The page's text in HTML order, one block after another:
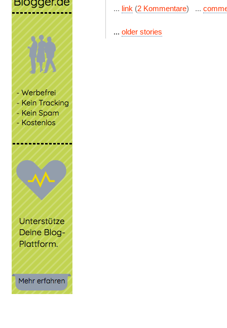
... link (2 Kommentare) ...
... older stories